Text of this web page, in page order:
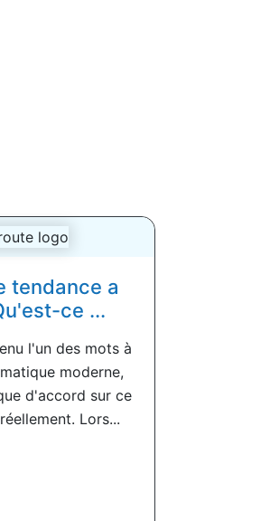
tendance a
ce ...
l'un des mots à
moderne,
d'accord sur ce
Lors...